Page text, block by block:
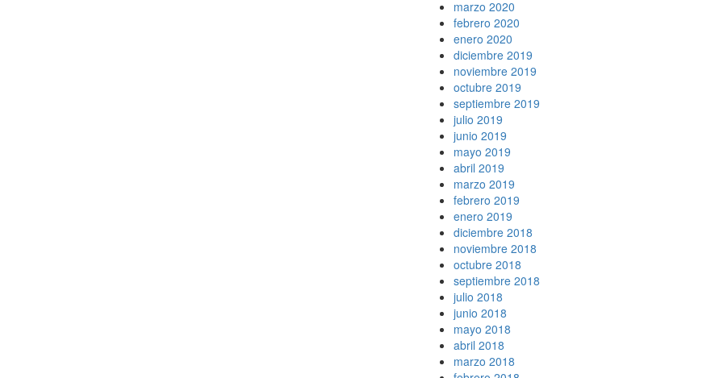
marzo 2020
febrero 2020
enero 2020
diciembre 2019
noviembre 2019
octubre 2019
septiembre 2019
julio 2019
junio 2019
mayo 2019
abril 2019
marzo 2019
febrero 2019
enero 2019
diciembre 2018
noviembre 2018
octubre 2018
septiembre 2018
julio 2018
junio 2018
mayo 2018
abril 2018
marzo 2018